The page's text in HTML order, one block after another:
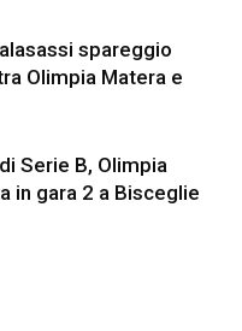
spareggio
Olimpia Matera e
Serie B, Olimpia
in gara 2 a Bisceglie